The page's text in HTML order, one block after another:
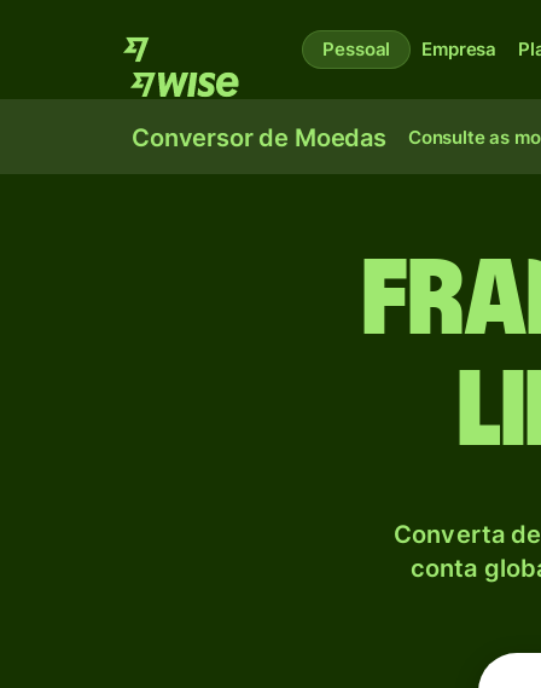
Pessoal Empresa
Conversor de Moedas Consulte as
Converta
conta